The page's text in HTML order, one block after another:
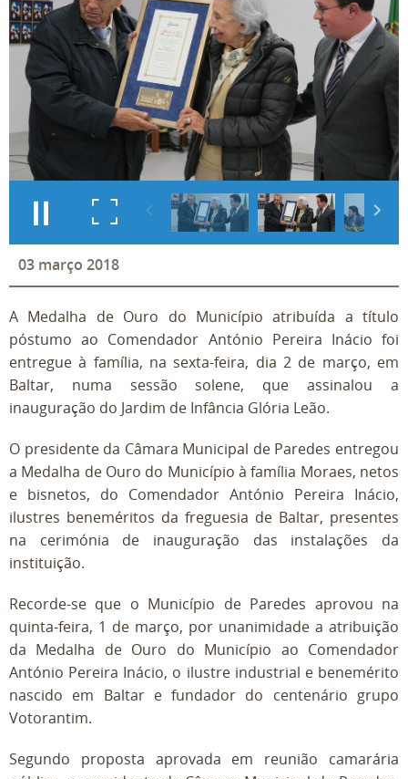
03 março 2018
A Medalha de Ouro do Município atribuída a título
póstumo ao Comendador António Pereira Inácio foi
entregue à família, na sexta-feira, dia 2 de março, em
Baltar, numa sessão solene, que assinalou a
inauguração do Jardim de Infância Glória Leão.
O presidente da Câmara Municipal de Paredes entregou
a Medalha de Ouro do Município à família Moraes, netos
e bisnetos, do Comendador António Pereira Inácio,
ilustres beneméritos da freguesia de Baltar, presentes
na cerimónia de inauguração das instalações da
instituição.
Recorde-se que o Município de Paredes aprovou na
quinta-feira, 1 de março, por unanimidade a atribuição
da Medalha de Ouro do Município ao Comendador
António Pereira Inácio, o ilustre industrial e benemérito
nascido em Baltar e fundador do centenário grupo
Votorantim.
Segundo proposta aprovada em reunião camarária